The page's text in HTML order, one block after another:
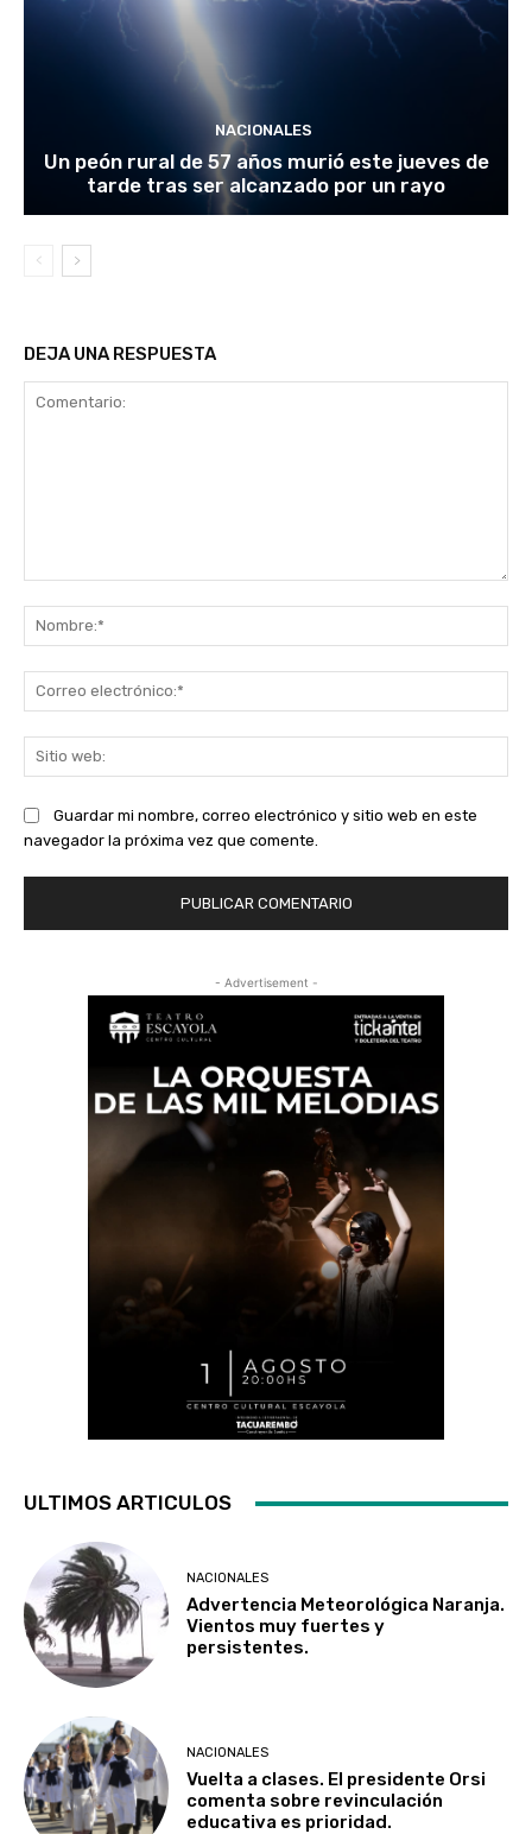
NACIONALES
Un peón rural de 57 años murió este jueves de
tarde tras ser alcanzado por un rayo
DEJA UNA RESPUESTA
Guardar mi nombre, correo electrónico y sitio web en este
navegador la próxima vez que comente.
- Advertisement -
ULTIMOS ARTICULOS
NACIONALES
Advertencia Meteorológica Naranja.
Vientos muy fuertes y
persistentes.
NACIONALES
Vuelta a clases. El presidente Orsi
comenta sobre revinculación
educativa es prioridad.